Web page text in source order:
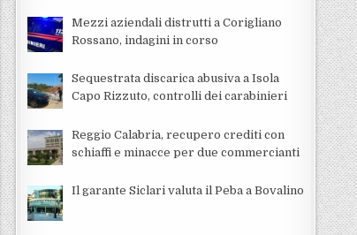
Mezzi aziendali distrutti a Corigliano
Rossano, indagini in corso
Sequestrata discarica abusiva a Isola
Capo Rizzuto, controlli dei carabinieri
Reggio Calabria, recupero crediti con
schiaffi e minacce per due commercianti
Il garante Siclari valuta il Peba a Bovalino